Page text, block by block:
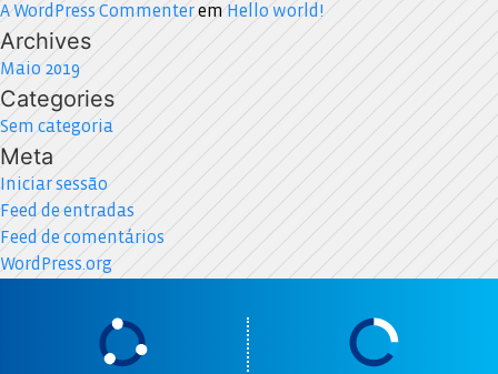
A WordPress Commenterem Hello world!
Archives
Maio 2019
Categories
Sem categoria
Meta
Iniciar sessão
Feed de entradas
Feed de comentários
WordPress.org